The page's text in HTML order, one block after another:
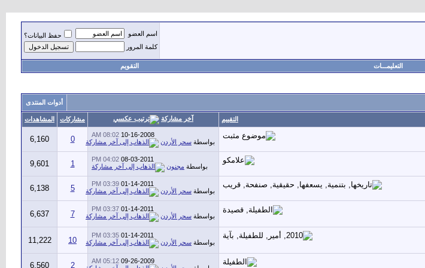
اسم العضو
حفظ البيانات؟
كلمة المرور
التعليمـــات التقويم
أدوات المنتدى
التقييم آخر مشاركة مشاركات المشاهدات
10-16-2008
08:02 AM
بواسطة سحر الأردن 0
6,160
08-03-2011
04:02 PM
بواسطة مجنون 1
9,601
01-14-2011
03:39 PM
بواسطة سحر الأردن 5
6,138
01-14-2011
03:37 PM
بواسطة سحر الأردن 7
6,637
01-14-2011
03:35 PM
بواسطة سحر الأردن 10
11,222
09-26-2009
05:12 AM
2
6,560